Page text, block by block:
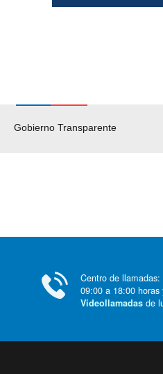
Gobierno Transparente
Centro de
09:00 a 18:00
Videollamadas de